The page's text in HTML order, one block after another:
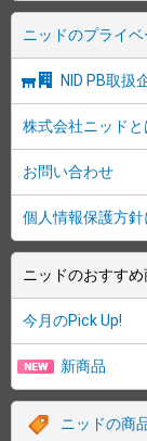
ニッドのプライ
NID PB取扱
株式会社ニッドと
お問い合わせ
個人情報保護方針
ニッドのおすすめ
今月のPick Up!
新商品
ニッドの商